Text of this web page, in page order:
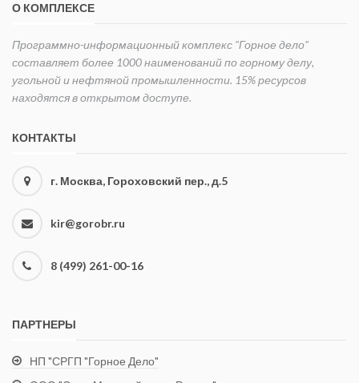
О КОМПЛЕКСЕ
Программно-информационный комплекс "Горное дело"
составляет более 1000 наименований по горному делу,
угольной и нефтяной промышленности. 15% ресурсов
находятся в открытом доступе.
КОНТАКТЫ
г. Москва, Гороховский пер., д.5
kir@gorobr.ru
8 (499) 261-00-16
ПАРТНЕРЫ
НП "СРГП "Горное Дело"